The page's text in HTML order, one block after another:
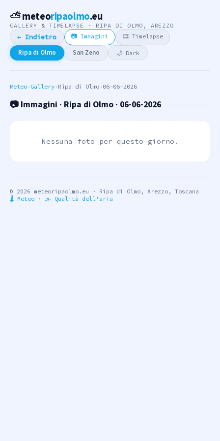
⛅ meteoripaolmo.eu
GALLERY & TIMELAPSE · RIPA DI OLMO, AREZZO
← Indietro 📷 Immagini 🎞 Timelapse
Ripa di Olmo San Zeno 🌙 Dark
Meteo › Gallery › Ripa di Olmo › 06-06-2026
📷 Immagini · Ripa di Olmo · 06-06-2026
Nessuna foto per questo giorno.
© 2026 meteoripaolmo.eu · Ripa di Olmo, Arezzo, Toscana
🌡 Meteo · 🌫 Qualità dell'aria